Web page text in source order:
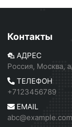
Контакты
АДРЕС
Россия, Москва,
ТЕЛЕФОН
+7123456789
EMAIL
abc@example.com